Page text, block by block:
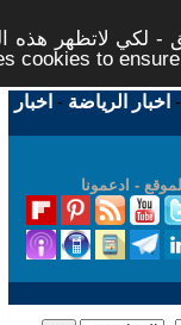
- لكي لاتظهر هذه
cookies to
- اخبار الرياضة - اخبار
- ادعمونا